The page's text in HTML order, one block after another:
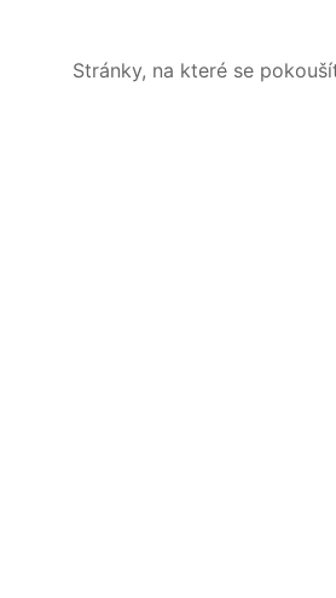
Stránky, na které se